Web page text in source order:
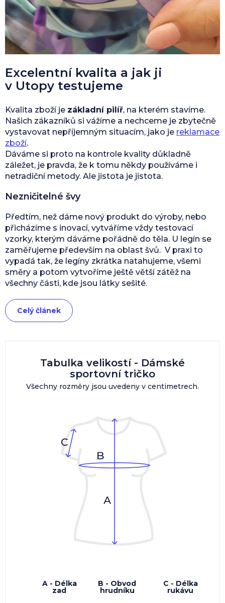
Tabulka velikostí - Dámské
sportovní tričko
Všechny rozměry jsou uvedeny v centimetrech.
A - Délka
zad
B - Obvod
hrudníku
C - Délka
rukávu
Excelentní kvalita a jak ji
v Utopy testujeme
Kvalita zboží je základní pilíř, na kterém stavíme.
Našich zákazníků si vážíme a nechceme je zbytečně
vystavovat nepříjemným situacím, jako je reklamace
zboží.
Dáváme si proto na kontrole kvality důkladně
záležet, je pravda, že k tomu někdy používáme i
netradiční metody. Ale jistota je jistota.
Nezničitelné švy
Předtím, než dáme nový produkt do výroby, nebo
přicházíme s inovací, vytváříme vždy testovací
vzorky, kterým dáváme pořádně do těla. U legín se
zaměřujeme především na oblast švů. V praxi to
vypadá tak, že legíny zkrátka natahujeme, všemi
směry a potom vytvoříme ještě větší zátěž na
všechny části, kde jsou látky sešité.
Celý článek